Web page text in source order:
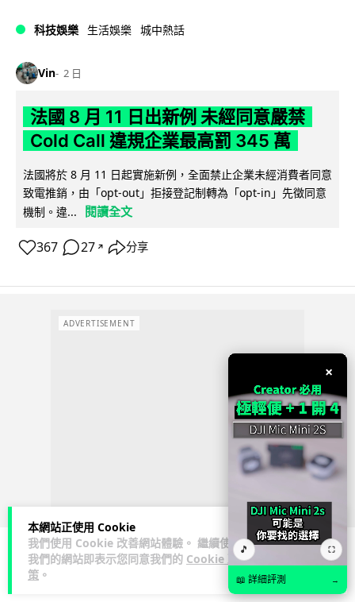
本網站正使用 Cookie
我們使用 Cookie 改善網站體驗。 繼續使用
我們的網站即表示您同意我們的 Cookie 政
策 。
科技娛樂 生活娛樂 城中熱話
Vin 2 日
法國 8 月 11 日出新例 未經同意嚴禁
Cold Call 違規企業最高罰 345 萬
法國將於 8 月 11 日起實施新例，全面禁止企業未經消費者同意
致電推銷，由「opt-out」拒接登記制轉為「opt-in」先徵同意
機制。違...
閱讀全文
367 27 ↗ 分享
ADVERTISEMENT
人工智能
×
🎵 ⛶
📖 詳細評測 →